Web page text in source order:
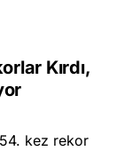
Kırdı,
kez rekor